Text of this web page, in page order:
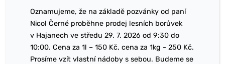
Oznamujeme, že na základě pozvánky od paní
Nicol Černé proběhne prodej lesních borůvek
v Hajanech ve středu 29. 7. 2026 od 9:30 do
10:00. Cena za 1l – 150 Kč, cena za 1kg - 250 Kč.
Prosíme vzít vlastní nádoby s sebou. Budeme se